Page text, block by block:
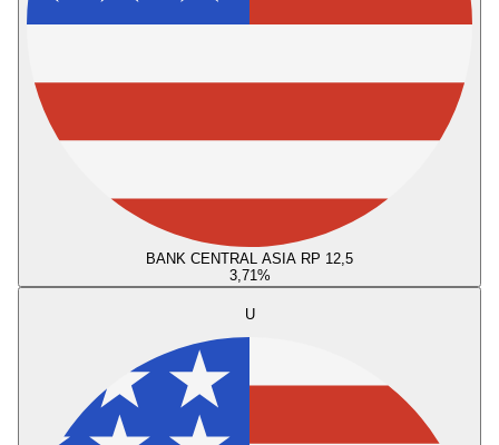
BANK CENTRAL ASIA RP 12,5
3,71%
U